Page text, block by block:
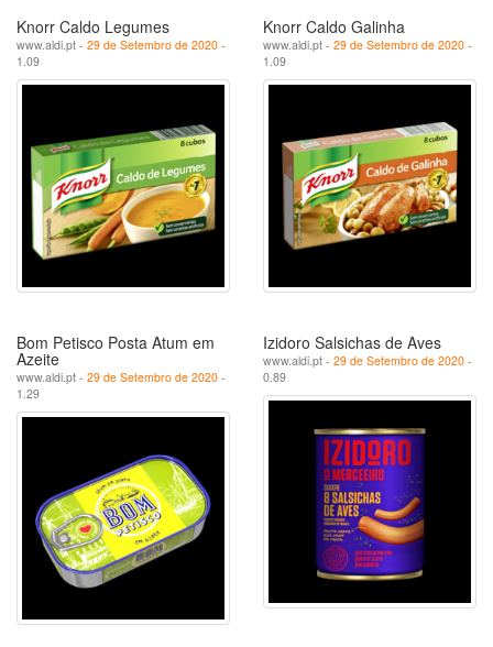
Knorr Caldo Legumes
www.aldi.pt - 29 de Setembro de 2020 -
1.09
Knorr Caldo Galinha
www.aldi.pt - 29 de Setembro de 2020 -
1.09
Bom Petisco Posta Atum em
Azeite
www.aldi.pt - 29 de Setembro de 2020 -
1.29
Izidoro Salsichas de Aves
www.aldi.pt - 29 de Setembro de 2020 -
0.89